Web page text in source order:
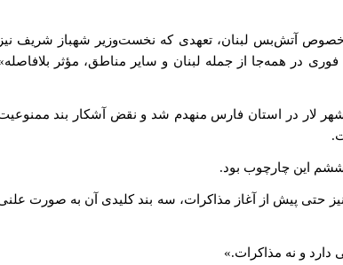
خصوص آتش‌بس لبنان، تعهدی که نخست‌وزیر شهباز شریف
در همه‌جا از جمله لبنان و سایر مناطق، مؤثر
شهر لار در استان فارس منهدم شد و نقض آشکار بند
حتی پیش از آغاز مذاکرات، سه بند کلیدی آن به صورت
و نه مذاکرات.»